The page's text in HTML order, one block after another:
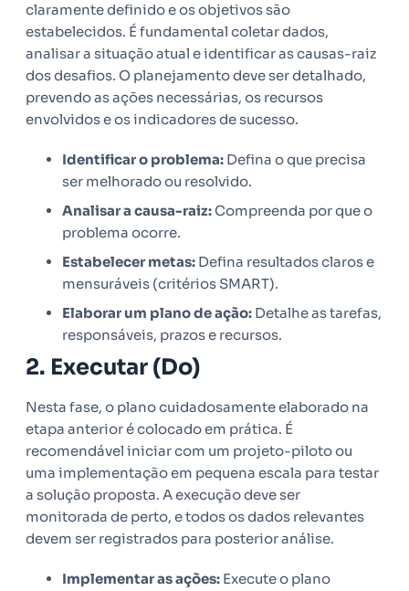
claramente definido e os objetivos são
estabelecidos. É fundamental coletar dados,
analisar a situação atual e identificar as causas-raiz
dos desafios. O planejamento deve ser detalhado,
prevendo as ações necessárias, os recursos
envolvidos e os indicadores de sucesso.
Identificar o problema: Defina o que precisa
ser melhorado ou resolvido.
Analisar a causa-raiz:Compreenda por que o
problema ocorre.
Estabelecer metas: Defina resultados claros e
mensuráveis (critérios SMART).
Elaborar um plano de ação: Detalhe as tarefas,
responsáveis, prazos e recursos.
2. Executar (Do)
Nesta fase, o plano cuidadosamente elaborado na
etapa anterior é colocado em prática. É
recomendável iniciar com um projeto-piloto ou
uma implementação em pequena escala para testar
a solução proposta. A execução deve ser
monitorada de perto, e todos os dados relevantes
devem ser registrados para posterior análise.
Implementar as ações: Execute o plano